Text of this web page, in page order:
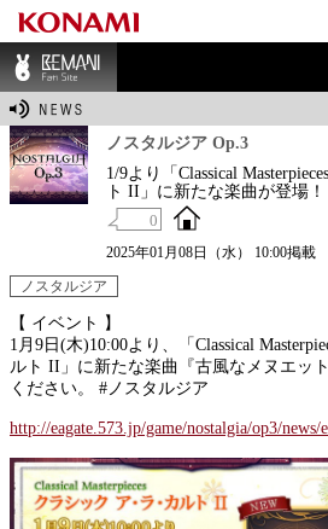
BEMANI Fan Sit
ノスタルジア Op.3
1/9より「Classical
ト II」に新たな楽曲が登場！
0
2025年01月08日（水） 10:00掲載
ノスタルジア
【 イベント 】
1月9日(木)10:00より、「Classical
ルト II」に新たな楽曲『古風なメヌエッ
ください。 #ノスタルジア
http://eagate.573.jp/game/nostalgia/op3/